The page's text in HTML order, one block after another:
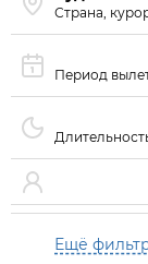
Страна,
Период
Ещё